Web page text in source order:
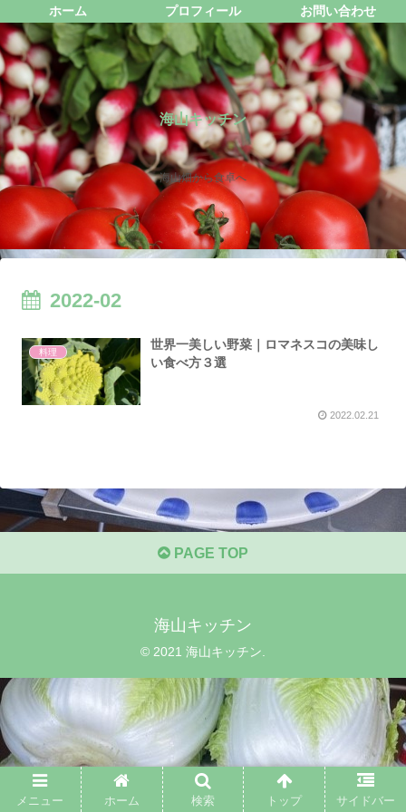
海山キッチン
海山畑から食卓へ
ホーム プロフィール お問い合わせ
2022-02
料理
世界一美しい野菜｜ロマネスコの美味し
い食べ方３選
2022.02.21
PAGE TOP
海山キッチン
© 2021 海山キッチン.
メニュー ホーム 検索 トップ サイドバー